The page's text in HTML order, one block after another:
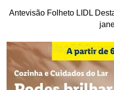
Antevisão Folheto LIDL